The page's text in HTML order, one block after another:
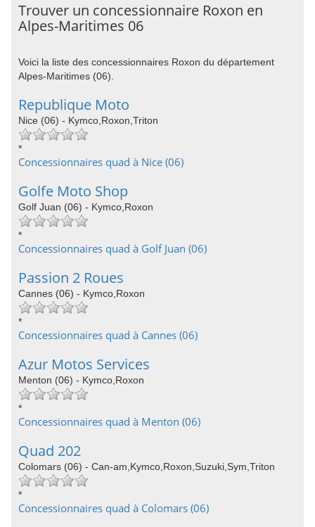
Trouver un concessionnaire Roxon en
Alpes-Maritimes 06
Voici la liste des concessionnaires Roxon du département
Alpes-Maritimes (06).
Republique Moto
Nice (06) - Kymco,Roxon,Triton
*
Concessionnaires quad à Nice (06)
Golfe Moto Shop
Golf Juan (06) - Kymco,Roxon
*
Concessionnaires quad à Golf Juan (06)
Passion 2 Roues
Cannes (06) - Kymco,Roxon
*
Concessionnaires quad à Cannes (06)
Azur Motos Services
Menton (06) - Kymco,Roxon
*
Concessionnaires quad à Menton (06)
Quad 202
Colomars (06) - Can-am,Kymco,Roxon,Suzuki,Sym,Triton
*
Concessionnaires quad à Colomars (06)